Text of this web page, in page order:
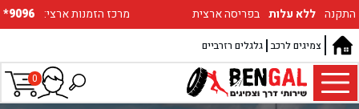
*9096 :מרכז הזמנות ארצי התקנה ללא עלות בפריסה ארצית
גלגלים רזרביים צמיגים לרכב
0